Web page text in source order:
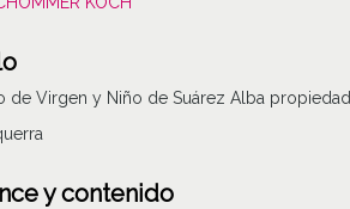
de Virgen y Niño de Suárez Alba propiedad
y contenido